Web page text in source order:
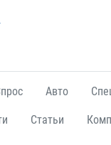
Авто
Статьи